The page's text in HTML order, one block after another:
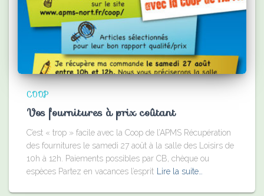
COOP
Vos fournitures à prix coûtant
C’est « trop » facile avec la Coop de l’APMS Récupération
des fournitures le samedi 27 août à la salle des Loisirs de
10h à 12h. Paiements possibles par CB, chèque ou
espèces Partez en vacances l’esprit
Lire la suite…